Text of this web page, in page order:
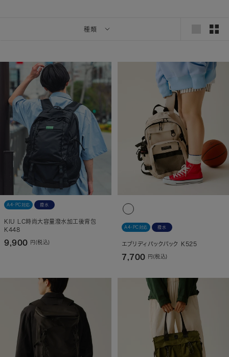
種類
A4・PC対応 撥水
KIU LC時尚大容量潑水加工後背包
K448
9,900 円(税込)
A4・PC対応 撥水
エブリディバックパック K525
7,700 円(税込)